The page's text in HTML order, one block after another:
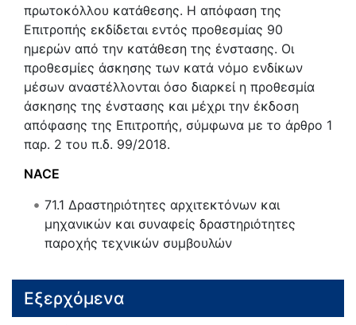
πρωτοκόλλου κατάθεσης. Η απόφαση της
Επιτροπής εκδίδεται εντός προθεσμίας 90
ημερών από την κατάθεση της ένστασης. Οι
προθεσμίες άσκησης των κατά νόμο ενδίκων
μέσων αναστέλλονται όσο διαρκεί η προθεσμία
άσκησης της ένστασης και μέχρι την έκδοση
απόφασης της Επιτροπής, σύμφωνα με το άρθρο 1
παρ. 2 του π.δ. 99/2018.
NACE
71.1 Δραστηριότητες αρχιτεκτόνων και
μηχανικών και συναφείς δραστηριότητες
παροχής τεχνικών συμβουλών
Εξερχόμενα